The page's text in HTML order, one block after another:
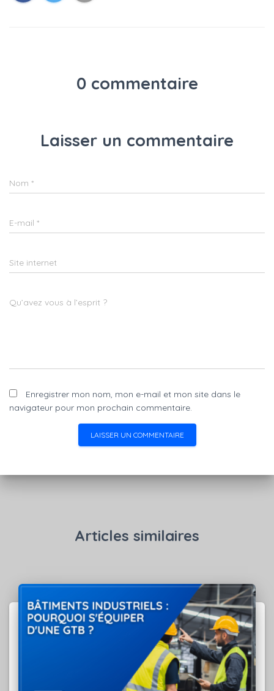
0 commentaire
Laisser un commentaire
Nom *
E-mail *
Site internet
Qu’avez vous à l’esprit ?
Enregistrer mon nom, mon e-mail et mon site dans le
navigateur pour mon prochain commentaire.
Articles similaires